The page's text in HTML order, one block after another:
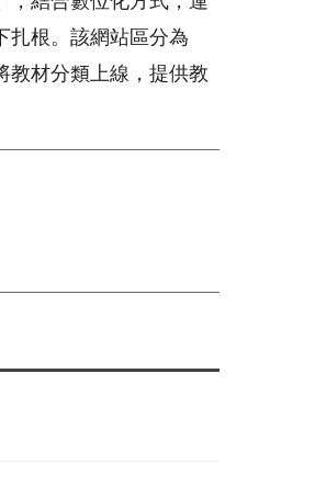
扎根。該網站區分為
教材分類上線，提供教